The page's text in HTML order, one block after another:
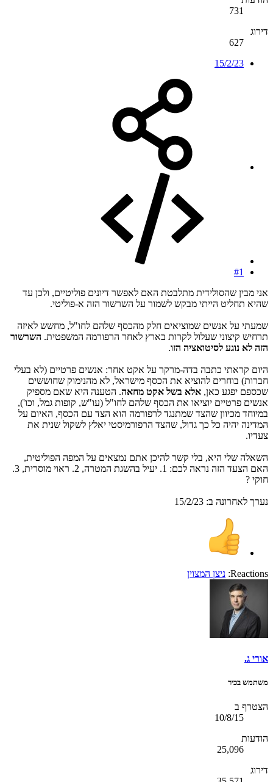
731
דירוג
627
15/2/23
#1
אני מבין שהסולידית מתלבטת האם לאפשר דיונים פוליטיים, ולכן עד
שהיא תחליט הייתי מבקש לשמור על השרשור הזה א-פוליטי.
שמעתי על אנשים שמוציאים חלק מהכסף שלהם לחו"ל, מחשש לאיזה
תרחיש קיצוני שעלול לקרות בארץ לאחר הרפורמה המשפטית. השרשור
הזה לא נוגע לסיטואציה הזו.
היום קראתי כתבה בדה-מרקר על אקט אחר: אנשים פרטיים (לא בעלי
חברות) בוחרים להוציא את הכסף מישראל, לא מהנימוק שחוששים
שכספם יפגע כאן, אלא בשל אקט מחאה. הטענה היא שאם מספיק
אנשים פרטיים יוציאו את הכסף שלהם לחו"ל (עו"ש, קופות גמל, וכו'),
במיוחד מכיוון שהצד שמתנגד לרפורמה הוא הצד עם הכסף, האיום על
המדינה יהיה כל כך גדול, שהצד הרפורמיסטי יאלץ לשקול שנית את
צעדיו.
השאלה שלי היא, בלי קשר להיכן אתם נמצאים על המפה הפוליטית,
האם הצעד הזה נראה לכם: 1. יעיל בהשגת המטרה, 2. ראוי מוסרית, 3.
חוקי ?
נערך לאחרונה ב: 15/2/23
Reactions: ניצן המצוין
אורי ג.
משתמש בכיר
הצטרף ב
10/8/15
הודעות
25,096
דירוג